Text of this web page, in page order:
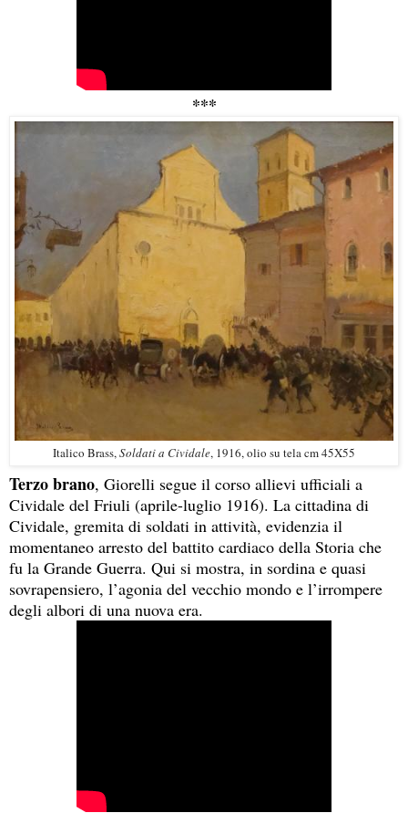
***
Italico Brass,Soldati a Cividale, 1916, olio su tela cm 45X55
Terzo brano, Giorelli segue il corso allievi ufficiali a
Cividale del Friuli (aprile-luglio 1916). La cittadina di
Cividale, gremita di soldati in attività, evidenzia il
momentaneo arresto del battito cardiaco della Storia che
fu la Grande Guerra. Qui si mostra, in sordina e quasi
sovrapensiero, l’agonia del vecchio mondo e l’irrompere
degli albori di una nuova era.